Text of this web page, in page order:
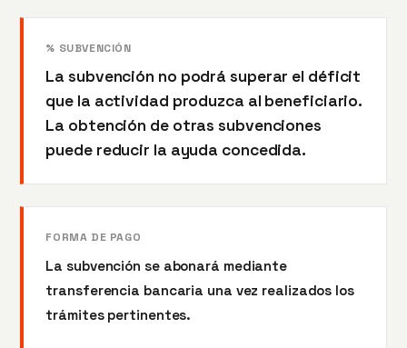
% SUBVENCIÓN
La subvención no podrá superar el déficit
que la actividad produzca al beneficiario.
La obtención de otras subvenciones
puede reducir la ayuda concedida.
FORMA DE PAGO
La subvención se abonará mediante
transferencia bancaria una vez realizados los
trámites pertinentes.